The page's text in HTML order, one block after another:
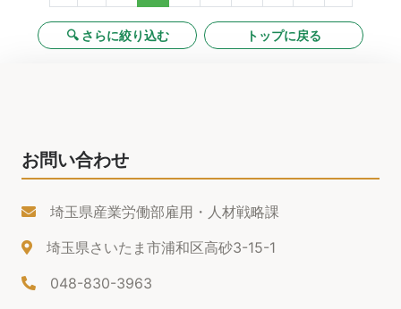
🔍 さらに絞り込む トップに戻る
お問い合わせ
埼玉県産業労働部雇用・人材戦略課
埼玉県さいたま市浦和区高砂3-15-1
048-830-3963